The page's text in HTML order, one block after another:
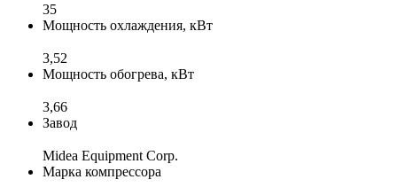
35
Мощность охлаждения, кВт
3,52
Мощность обогрева, кВт
3,66
Завод
Midea Equipment Corp.
Марка компрессора